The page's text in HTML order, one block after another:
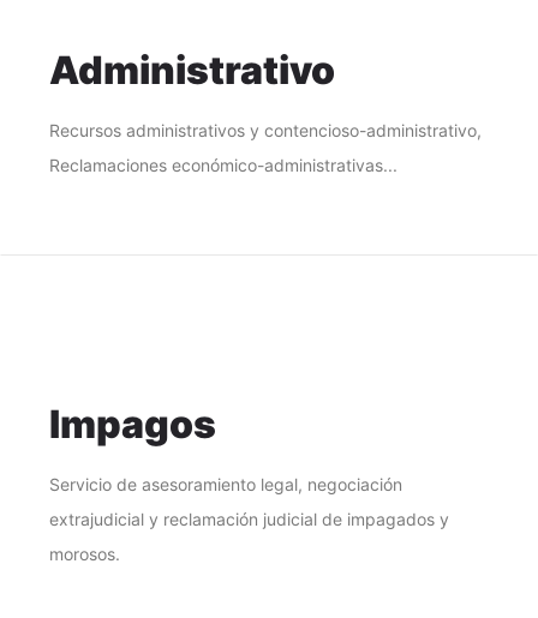
Administrativo
Recursos administrativos y contencioso-administrativo,
Reclamaciones económico-administrativas...
Impagos
Servicio de asesoramiento legal, negociación
extrajudicial y reclamación judicial de impagados y
morosos.